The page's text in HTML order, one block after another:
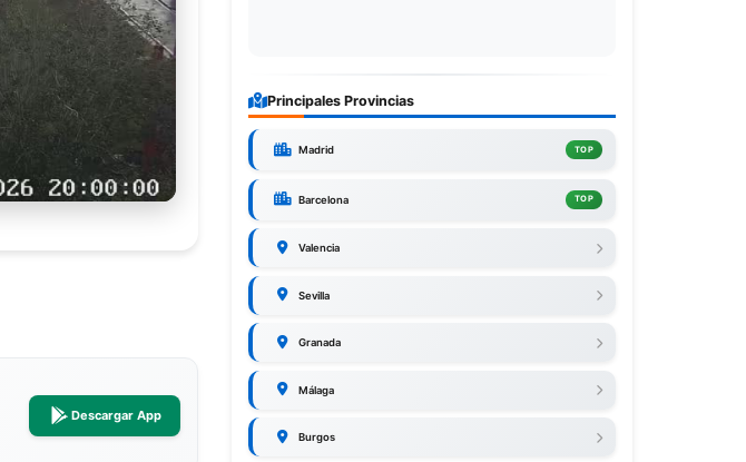
Descargar App
Principales Provincias
Madrid TOP
Barcelona TOP
Valencia
Sevilla
Granada
Málaga
Burgos